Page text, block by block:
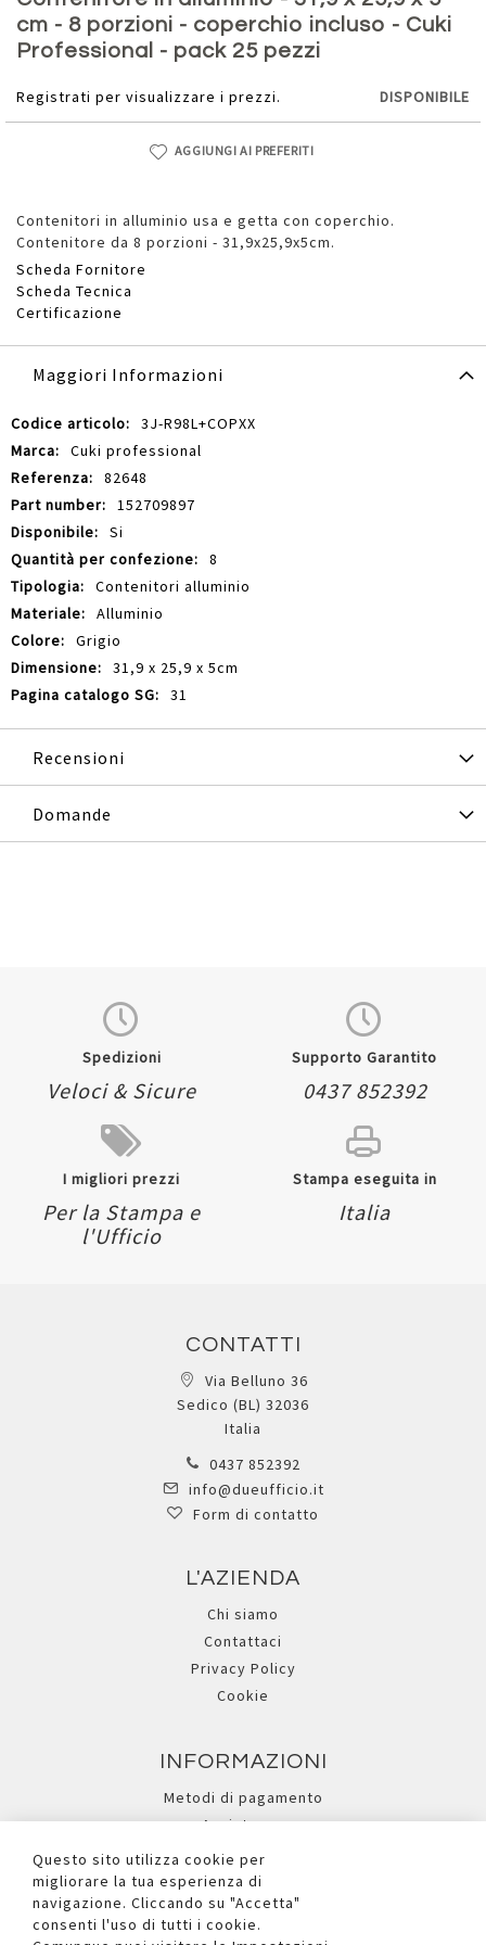
cm - 8 porzioni - coperchio incluso - Cuki
Professional - pack 25 pezzi
Registrati per visualizzare i prezzi. DISPONIBILE
AGGIUNGI AI PREFERITI
Contenitori in alluminio usa e getta con coperchio.
Contenitore da 8 porzioni - 31,9x25,9x5cm.
Scheda Fornitore
Scheda Tecnica
Certificazione
della
galleria
di
Maggiori Informazioni
Maggiori
Informazioni
3J-R98L+COPXX
Cuki professional
82648
152709897
Si
8
Contenitori alluminio
Alluminio
Grigio
31,9 x 25,9 x 5cm
31
Recensioni
Domande
Spedizioni
Veloci & Sicure
Supporto Garantito
0437 852392
I migliori prezzi
Per la Stampa e
l'Ufficio
Stampa eseguita in
Italia
CONTATTI
Via Belluno 36
Sedico (BL) 32036
Italia
0437 852392
info@dueufficio.it
Form di contatto
L'AZIENDA
Chi siamo
Contattaci
Privacy Policy
Cookie
INFORMAZIONI
Metodi di pagamento
Assistenza
Ricerca avanzata
I NOSTRI SOCIAL
Questo sito utilizza cookie per
migliorare la tua esperienza di
navigazione. Cliccando su "Accetta"
consenti l'uso di tutti i cookie.